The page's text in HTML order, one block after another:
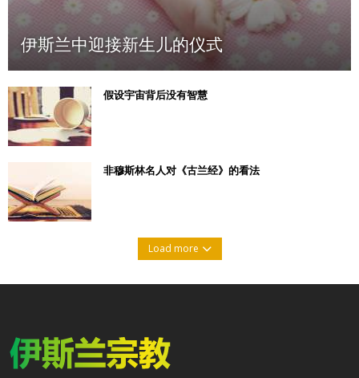
伊斯兰中迎接新生儿的仪式
假设宇宙背后没有智慧
非穆斯林名人对《古兰经》的看法
Load more